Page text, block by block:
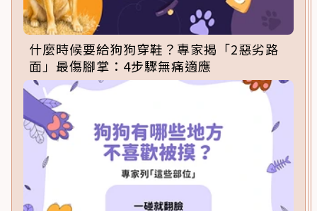
什麼時候要給狗狗穿鞋？專家揭「2惡劣路
面」最傷腳掌：4步驟無痛適應